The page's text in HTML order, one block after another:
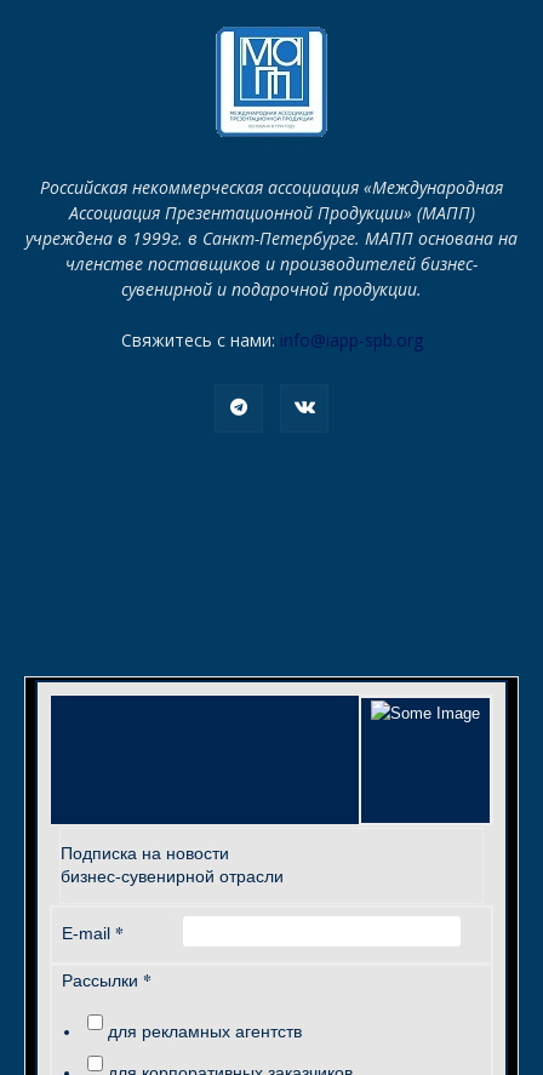
Российская некоммерческая ассоциация «Международная
Ассоциация Презентационной Продукции» (МАПП)
учреждена в 1999г. в Санкт-Петербурге. МАПП основана на
членстве поставщиков и производителей бизнес-
сувенирной и подарочной продукции.
Свяжитесь с нами: info@iapp-spb.org
Подписка на новости
бизнес-сувенирной отрасли
E-mail *
Рассылки *
для рекламных агентств